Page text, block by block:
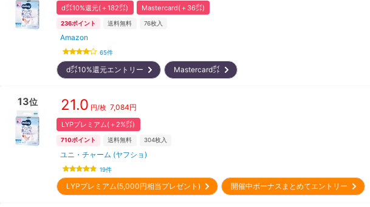
d㌽10%還元(＋182㌽) Mastercard(＋36㌽)
236ポイント 送料無料 76枚入
Amazon
65件
d㌽10%還元エントリー Mastercard㌽
13位 21.0 円/枚 7,084円
LYPプレミアム(＋2%㌽)
710ポイント 送料無料 304枚入
ユニ・チャーム (ヤフショ)
19件
LYPプレミアム(5,000円相当プレゼント) 開催中ボーナスまとめてエントリー